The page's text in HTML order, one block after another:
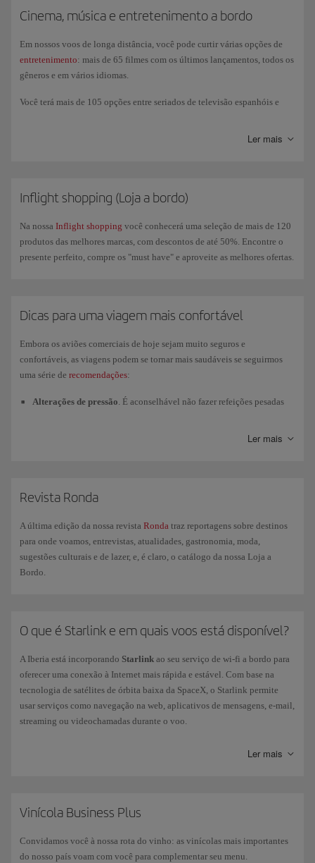
Cinema, música e entretenimento a bordo
Em nossos voos de longa distância, você pode curtir várias opções de
entretenimento: mais de 65 filmes com os últimos lançamentos, todos os
gêneros e em vários idiomas.
Você terá mais de 105 opções entre seriados de televisão espanhóis e
viagens, entre outros. E se preferir ouvir música, apresentamos-lhe mais
seu próprio conteúdo.
Em nossas aeronaves A350s de Nova Geração e nos A321XLR, você
pode desfrutar de entretenimento em nossas novas telas touch screen 4k
maiores, com a possibilidade de conectar os seus próprios fones de
Ler mais
Inflight shopping (Loja a bordo)
Na nossa Inflight shopping você conhecerá uma seleção de mais de 120
produtos das melhores marcas, com descontos de até 50%. Encontre o
presente perfeito, compre os "must have" e aproveite as melhores ofertas.
Dicas para uma viagem mais confortável
Embora os aviões comerciais de hoje sejam muito seguros e
confortáveis, as viagens podem se tornar mais saudáveis se seguirmos
uma série de recomendações:
Alterações de pressão. É aconselhável não fazer refeições pesadas
voo.
Espaço e movimentos. O espaço disponível no avião é reduzido e os
movimentos são limitados. Não coloque os volumes de mão de forma
que impeçam a livre movimentação das pernas e procure usar roupas
confortáveis e folgadas.
Ler mais
Revista Ronda
A última edição da nossa revista Ronda traz reportagens sobre destinos
para onde voamos, entrevistas, atualidades, gastronomia, moda,
sugestões culturais e de lazer, e, é claro, o catálogo da nossa Loja a
Bordo.
O que é Starlink e em quais voos está disponível?
A Iberia está incorporando Starlink ao seu serviço de wi-fi a bordo para
oferecer uma conexão à Internet mais rápida e estável. Com base na
tecnologia de satélites de órbita baixa da SpaceX, o Starlink permite
usar serviços como navegação na web, aplicativos de mensagens, e-mail,
streaming ou videochamadas durante o voo.
No momento, o Starlink está disponível apenas em um número
as informações na a página do Starlink
Ler mais
Vinícola Business Plus
Convidamos você à nossa rota do vinho: as vinícolas mais importantes
do nosso país voam com você para complementar seu menu.